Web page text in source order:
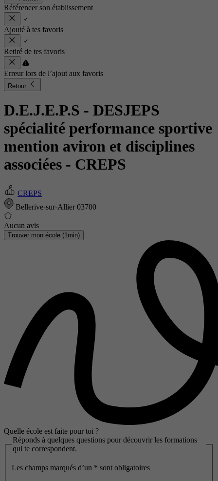
Référencer son établissement
Ajouté à tes favoris
Retiré de tes favoris
Erreur lors de l’ajout aux favoris
Retour
D.E.J.E.P.S - DESJEPS
spécialité performance sportive
mention aviron et disciplines
associées - CREPS
CREPS
Bellerive-sur-Allier 03700
Aucun avis
Trouver mon école (1min)
Quelle école est faite pour toi ?
Réponds à quelques questions pour découvrir les formations
qui te correspondent.
Les champs marqués d’un * sont obligatoires